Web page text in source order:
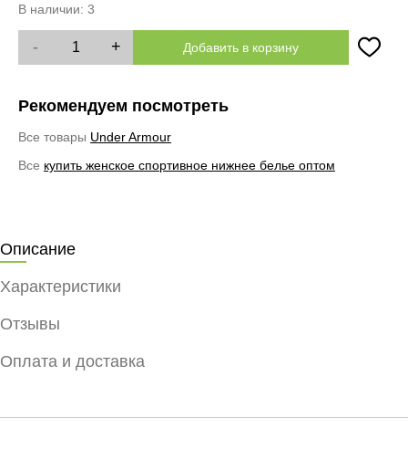
В наличии: 3
- + Добавить в корзину
Рекомендуем посмотреть
Все товары Under Armour
Все купить женское спортивное нижнее белье оптом
Описание
Характеристики
Отзывы
Оплата и доставка